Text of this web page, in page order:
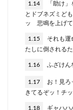
1.14
「助け
とドブネズミど
ッ 悲鳴を上げて
1.15
それも
たしに倒される
1.16 ふざけん
1.17
お！見ろ
きてるぞッ！チ
1.18
ギャハハ